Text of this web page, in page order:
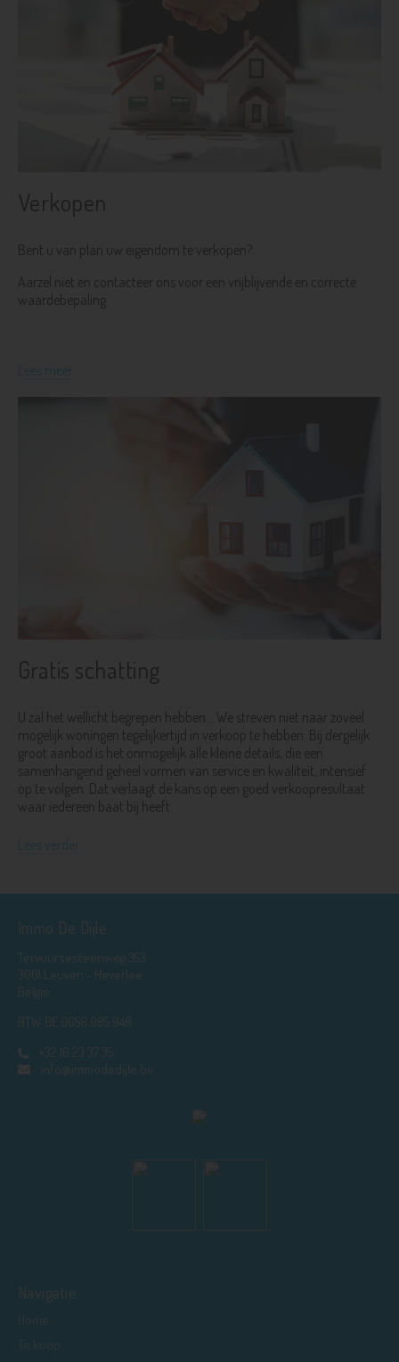
Verkopen
Bent u van plan uw eigendom te verkopen?
Aarzel niet en contacteer ons voor een vrijblijvende en correcte
waardebepaling.
Lees meer
Gratis schatting
U zal het wellicht begrepen hebben... We streven niet naar zoveel
mogelijk woningen tegelijkertijd in verkoop te hebben. Bij dergelijk
groot aanbod is het onmogelijk alle kleine details, die een
samenhangend geheel vormen van service en kwaliteit, intensief
op te volgen. Dat verlaagt de kans op een goed verkoopresultaat
waar iedereen baat bij heeft.
Lees verder
Immo De Dijle
Tervuursesteenweg 353
3001 Leuven - Heverlee
België
BTW BE 0656.985.948
+32 16 23 37 35
info@immodedijle.be
Navigatie
Te koop